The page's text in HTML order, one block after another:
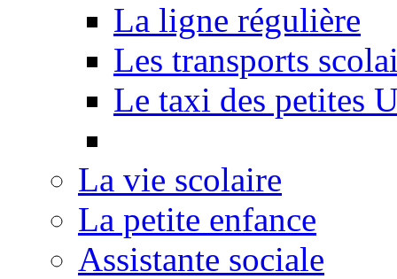
La ligne régulière
Les transports
Le taxi des petites
La vie scolaire
La petite enfance
Assistante sociale